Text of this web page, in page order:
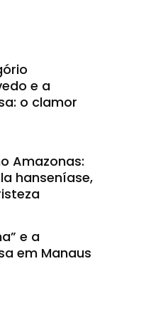
e a
o clamor
Amazonas:
hanseníase,
e a
em Manaus